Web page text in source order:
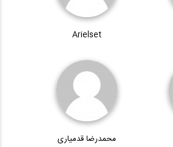
Arielset
محمدرضا قدمیاری